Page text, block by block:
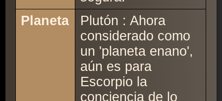
Planeta
Plutón : Ahora
considerado como
un 'planeta enano',
aún es para
Escorpio la
conciencia de lo